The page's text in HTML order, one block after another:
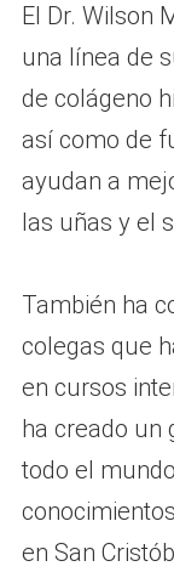
El Dr. Wilson
una línea de
de colágeno
así como de
ayudan a
las uñas y el
También ha
colegas que
en cursos
ha creado un
todo el
en San